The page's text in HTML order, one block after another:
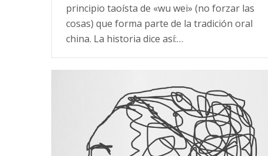
principio taoísta de «wu wei» (no forzar las
cosas) que forma parte de la tradición oral
china. La historia dice así:…